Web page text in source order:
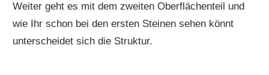
Weiter geht es mit dem zweiten Oberflächenteil und
wie Ihr schon bei den ersten Steinen sehen könnt
unterscheidet sich die Struktur.